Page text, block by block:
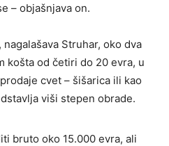
– objašnjava on.
Struhar, oko dva
košta od četiri do 20 evra, u
cvet – šišarica ili kao
viši stepen obrade.
bruto oko 15.000 evra, ali